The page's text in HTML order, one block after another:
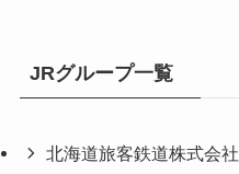
JRグループ一覧
北海道旅客鉄道株式会社